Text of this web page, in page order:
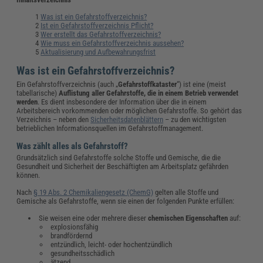
Was ist ein Gefahrstoffverzeichnis?
Ist ein Gefahrstoffverzeichnis Pflicht?
Wer erstellt das Gefahrstoffverzeichnis?
Wie muss ein Gefahrstoffverzeichnis aussehen?
Aktualisierung und Aufbewahrungsfrist
Was ist ein Gefahrstoffverzeichnis?
Ein Gefahrstoffverzeichnis (auch „Gefahrstoffkataster“) ist eine (meist
tabellarische)Auflistung aller Gefahrstoffe, die in einem Betrieb verwendet
werden. Es dient insbesondere der Information über die in einem
Arbeitsbereich vorkommenden oder möglichen Gefahrstoffe. So gehört das
Verzeichnis – neben denSicherheitsdatenblättern – zu den wichtigsten
betrieblichen Informationsquellen im Gefahrstoffmanagement.
Was zählt alles als Gefahrstoff?
Grundsätzlich sind Gefahrstoffe solche Stoffe und Gemische, die die
Gesundheit und Sicherheit der Beschäftigten am Arbeitsplatz gefährden
können.
Nach § 19 Abs. 2 Chemikaliengesetz (ChemG) gelten alle Stoffe und
Gemische als Gefahrstoffe, wenn sie einen der folgenden Punkte erfüllen:
Sie weisen eine oder mehrere dieser chemischen Eigenschaften auf:
explosionsfähig
brandfördernd
entzündlich, leicht- oder hochentzündlich
gesundheitsschädlich